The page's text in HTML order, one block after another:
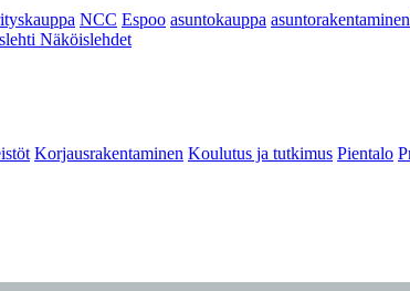
NCC Espoo asuntokauppa asuntorakentaminen
Näköislehdet
Korjausrakentaminen Koulutus ja tutkimus Pientalo